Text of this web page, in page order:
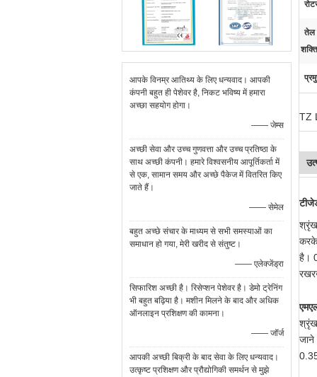
आपके विनम्र आतिथ्य के लिए धन्यवाद। आपकी
कंपनी बहुत ही पेशेवर है, निकट भविष्य में हमारा
अच्छा सहयोग होगा।
—— जेम्स
अच्छी सेवा और उच्च गुणवत्ता और उच्च प्रतिष्ठा के
साथ अच्छी कंपनी। हमारे विश्वसनीय आपूर्तिकर्ता में
से एक, सामान समय और अच्छे पैकेज में वितरित किए
जाते हैं।
—— सेमेल
बहुत अच्छे संचार के माध्यम से सभी समस्याओं का
समाधान हो गया, मेरी खरीद से संतुष्ट।
—— एलेक्जेंड्रा
सिफारिश अच्छी है। रिसेप्शन पेशेवर है। डेमो ट्रेनिंग
भी बहुत बढ़िया है। मशीन मिलने के बाद और अधिक
ऑनलाइन प्रशिक्षण की कामना।
—— जॉर्ज
आपकी अच्छी बिक्री के बाद सेवा के लिए धन्यवाद।
उत्कृष्ट प्रशिक्षण और प्रौद्योगिकी समर्थन से मुझे
तेल
TZ
करके
है।
जाने